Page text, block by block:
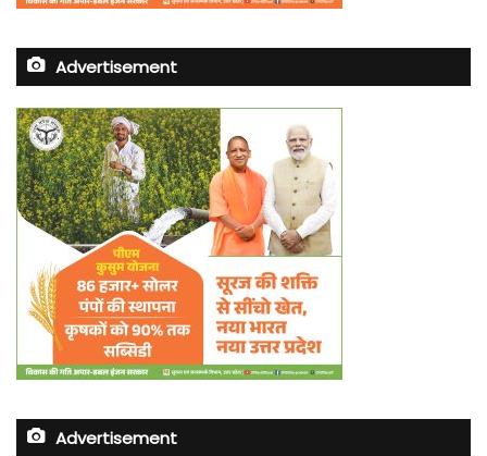
Advertisement
Advertisement